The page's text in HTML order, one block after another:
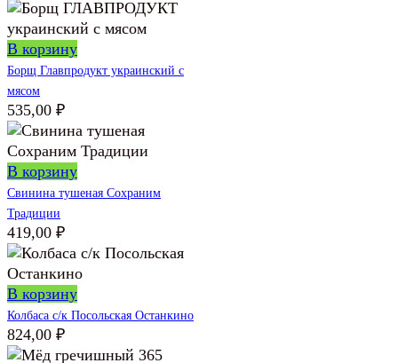
В корзину
Борщ Главпродукт украинский с
мясом
535,00 ₽
В корзину
Свинина тушеная Сохраним
Традиции
419,00 ₽
В корзину
Колбаса с/к Посольская Останкино
824,00 ₽